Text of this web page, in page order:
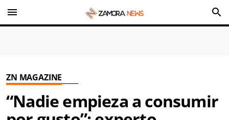
menu search
ZN MAGAZINE
“Nadie empieza a consumir